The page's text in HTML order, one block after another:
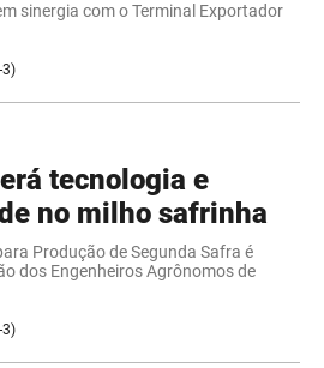
sinergia com o Terminal Exportador
3)
tecnologia e
no milho safrinha
Produção de Segunda Safra é
dos Engenheiros Agrônomos de
3)